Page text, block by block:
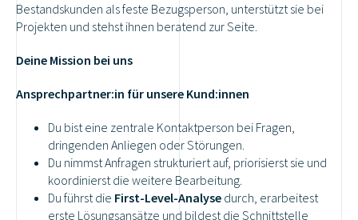
Bestandskunden als feste Bezugsperson, unterstützt sie bei
Projekten und stehst ihnen beratend zur Seite.
Deine Mission bei uns
Ansprechpartner:in für unsere Kund:innen
Du bisteine zentrale Kontaktperson bei Fragen,
dringenden Anliegen oder Störungen.
Du nimmst Anfragen strukturiert auf, priorisierst sie und
koordinierst die weitere Bearbeitung.
Du führst die First-Level-Analyse durch, erarbeitest
erste Lösungsansätze und bildest die Schnittstelle